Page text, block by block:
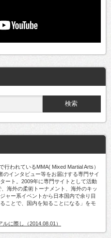
われているMMA( Mixed Martial Arts）
インタビュー等をお届けする専門サイ
ート。2009年に専門サイトとして活動
海外の柔術トーナメント、海外のキッ
ャー系イベントから日本国内で余り目
ことで、国内を知ることになる」をモ
に際し（2014.08.01）